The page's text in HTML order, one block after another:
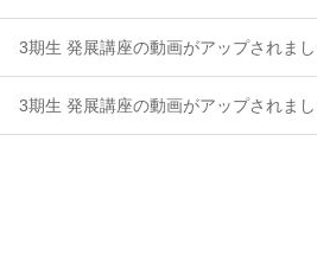
3期生 発展講座の動画がアップされまし
3期生 発展講座の動画がアップされまし